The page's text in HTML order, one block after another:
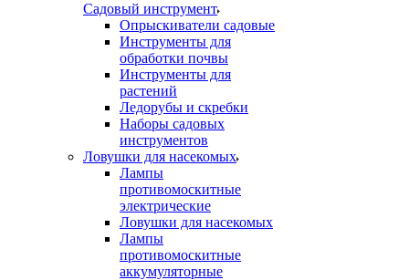
Садовый инструмент
Опрыскиватели садовые
Инструменты для
обработки почвы
Инструменты для
растений
Ледорубы и скребки
Наборы садовых
инструментов
Ловушки для насекомых
Лампы
противомоскитные
электрические
Ловушки для насекомых
Лампы
противомоскитные
аккумуляторные